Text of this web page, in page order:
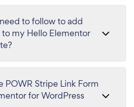
to follow to add
to my Hello Elementor
POWR Stripe Link Form
for WordPress